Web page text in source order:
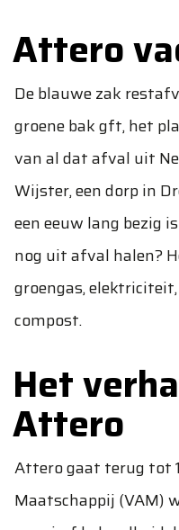
Attero
De blauwe zak
groene bak gft, het
van al dat afval uit
Wijster, een dorp in
een eeuw lang bezig
nog uit afval halen?
groengas,
compost.
Het
Attero
Attero gaat terug tot
Maatschappij (VAM)